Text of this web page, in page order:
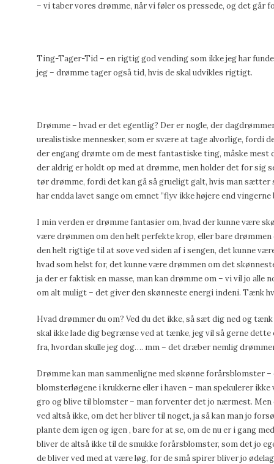
– vi taber vores drømme, når vi føler os pressede, og det går
Ting-Tager-Tid – en rigtig god vending som ikke jeg har
jeg – drømme tager også tid, hvis de skal udvikles rigtigt.
Drømme – hvad er det egentlig? Der er nogle, der
urealistiske mennesker, som er svære at tage alvorlige, fordi
der engang drømte om de mest fantastiske ting, måske mest
der aldrig er holdt op med at drømme, men holder det for sig
tør drømme, fordi det kan gå så grueligt galt, hvis man
har endda lavet sange om emnet ”flyv ikke højere end
I min verden er drømme fantasier om, hvad der kunne være
være drømmen om den helt perfekte krop, eller bare
den helt rigtige til at sove ved siden af i sengen, det kunne
hvad som helst for, det kunne være drømmen om det
ja der er faktisk en masse, man kan drømme om – vi vil jo alle
om alt muligt – det giver den skønneste energi indeni. Tænk
Hvad drømmer du om? Ved du det ikke, så sæt dig ned og
skal ikke lade dig begrænse ved at tænke, jeg vil så gerne
fra, hvordan skulle jeg dog…. mm – det dræber nemlig
Drømme kan man sammenligne med skønne forårsblomster
blomsterløgene i krukkerne eller i haven – man spekulerer
gro og blive til blomster – man forventer det jo nærmest.
ved altså ikke, om det her bliver til noget, ja så kan man jo
plante dem igen og igen , bare for at se, om de nu er i gang
bliver de altså ikke til de smukke forårsblomster, som det jo
de bliver ved med at være løg, for de små spirer bliver jo